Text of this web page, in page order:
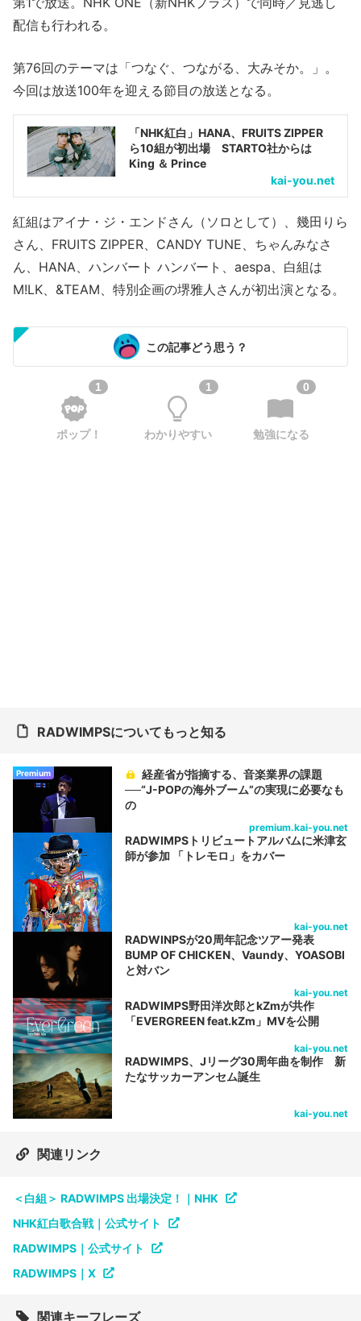
配信も行われる。
第76回のテーマは「つなぐ、つながる、大みそか。」。
今回は放送100年を迎える節目の放送となる。
「NHK紅白」HANA、FRUITS ZIPPER
ら10組が初出場 STARTO社からは
King ＆ Prince
kai-you.net
紅組はアイナ・ジ・エンドさん（ソロとして）、幾田りら
さん、FRUITS ZIPPER、CANDY TUNE、ちゃんみなさ
ん、HANA、ハンバート ハンバート、aespa、白組は
M!LK、&TEAM、特別企画の堺雅人さんが初出演となる。
この記事どう思う？
1
ポップ！
1
わかりやすい
0
勉強になる
RADWIMPSについてもっと知る
Premium
経産省が指摘する、音楽業界の課題
──“J-POPの海外ブーム”の実現に必要なも
の
premium.kai-you.net
RADWIMPSトリビュートアルバムに米津玄
師が参加 「トレモロ」をカバー
kai-you.net
RADWINPSが20周年記念ツアー発表
BUMP OF CHICKEN、Vaundy、YOASOBI
と対バン
kai-you.net
RADWIMPS野田洋次郎とkZmが共作
「EVERGREEN feat.kZm」MVを公開
kai-you.net
RADWIMPS、Jリーグ30周年曲を制作 新
たなサッカーアンセム誕生
kai-you.net
関連リンク
＜白組＞ RADWIMPS 出場決定！｜NHK
NHK紅白歌合戦｜公式サイト
RADWIMPS｜公式サイト
RADWIMPS｜X
関連キーフレーズ